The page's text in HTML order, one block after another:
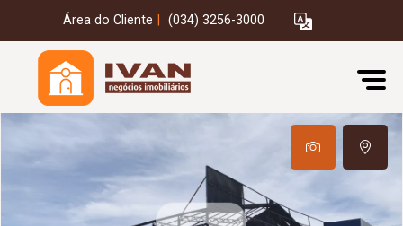
Área do Cliente (034) 3256-3000